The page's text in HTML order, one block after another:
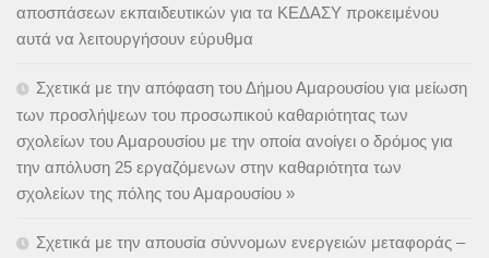
αποσπάσεων εκπαιδευτικών για τα ΚΕΔΑΣΥ προκειμένου
αυτά να λειτουργήσουν εύρυθμα
Σχετικά με την απόφαση του Δήμου Αμαρουσίου για μείωση
των προσλήψεων του προσωπικού καθαριότητας των
σχολείων του Αμαρουσίου με την οποία ανοίγει ο δρόμος για
την απόλυση 25 εργαζόμενων στην καθαριότητα των
σχολείων της πόλης του Αμαρουσίου »
Σχετικά με την απουσία σύννομων ενεργειών μεταφοράς –